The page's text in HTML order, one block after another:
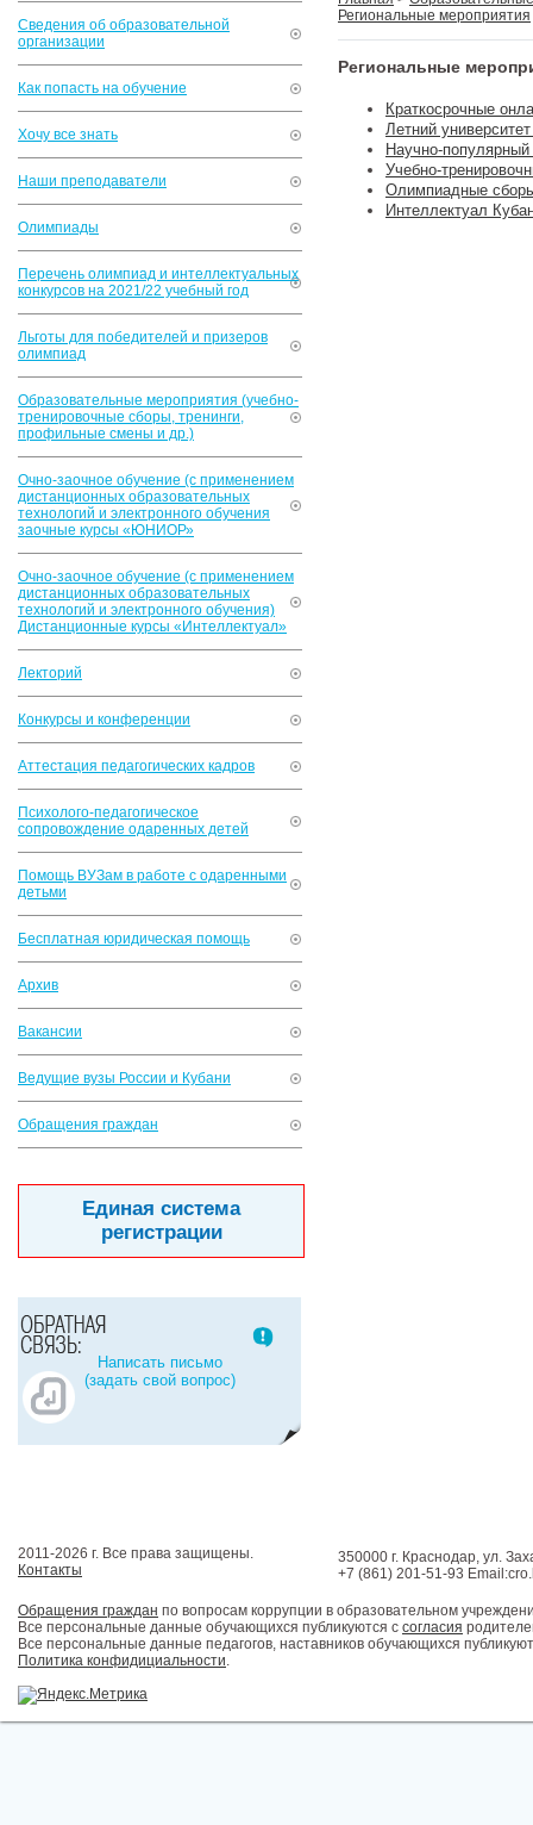
Сведения об образовательной
организации
Как попасть на обучение
Хочу все знать
Наши преподаватели
Олимпиады
Перечень олимпиад и интеллектуальных
конкурсов на 2021/22 учебный год
Льготы для победителей и призеров
олимпиад
Образовательные мероприятия (учебно-
тренировочные сборы, тренинги,
профильные смены и др.)
Очно-заочное обучение (с применением
дистанционных образовательных
технологий и электронного обучения
заочные курсы «ЮНИОР»
Очно-заочное обучение (с применением
дистанционных образовательных
технологий и электронного обучения)
Дистанционные курсы «Интеллектуал»
Лекторий
Конкурсы и конференции
Аттестация педагогических кадров
Психолого-педагогическое
сопровождение одаренных детей
Помощь ВУЗам в работе с одаренными
детьми
Бесплатная юридическая помощь
Архив
Вакансии
Ведущие вузы России и Кубани
Обращения граждан
Единая система
регистрации
Написать письмо
(задать свой вопрос)
Региональные мероприятия
Региональные
Краткосрочные
Летний
Научно-
Учебно-
Олимпиадные
Интеллектуал
2011-2026 г. Все права защищены.
Контакты
350000 г. Краснодар, ул.
+7 (861) 201-51-93
Обращения граждан по вопросам коррупции в образовательном
Все персональные данные обучающихся публикуются с согласия
Все персональные данные педагогов, наставников обучающихся
Политика конфидициальности.